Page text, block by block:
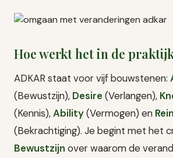
Hoe werkt het in de
ADKAR staat voor vijf bouwstenen:
(Bewustzijn), Desire (Verlangen),
(Kennis),Ability(Vermogen) en
(Bekrachtiging). Je begint met het
Bewustzijn over waarom de